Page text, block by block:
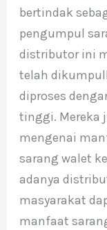
bertindak
pengumpul
distributor ini
telah
diproses
tinggi. Mereka
mengenai
sarang walet
adanya
masyarakat
manfaat